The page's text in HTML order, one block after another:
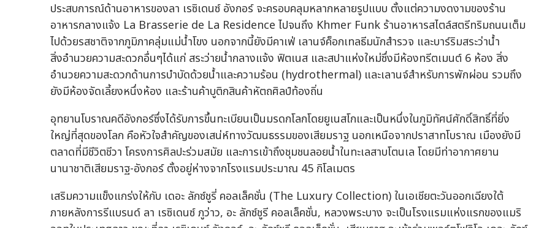
ประสบการณ์ด้านอาหารของลา เรซิเดนซ์ อังกอร์ จะครอบคลุมหลากหลายรูปแบบ ตั้งแต่ความงดงามของร้าน
อาหารกลางแจ้ง La Brasserie de La Residence ไปจนถึง Khmer Funk ร้านอาหารสไตล์สตรีทริมถนนเต็ม
ไปด้วยรสชาติจากภูมิภาคลุ่มแม่น้ำโขง นอกจากนี้ยังมีคาเฟ่ เลานจ์ค็อกเทลธีมนักสำรวจ และบาร์ริมสระว่าน้ำ
สิ่งอำนวยความสะดวกอื่นๆได้แก่ สระว่ายน้ำกลางแจ้ง ฟิตเนส และสปาแห่งใหม่ซึ่งมีห้องทรีตเมนต์ 6 ห้อง สิ่ง
อำนวยความสะดวกด้านการบำบัดด้วยน้ำและความร้อน (hydrothermal) และเลานจ์สำหรับการพักผ่อน รวมถึง
ยังมีห้องจัดเลี้ยงหนึ่งห้อง และร้านค้าบูติกสินค้าหัตถศิลป์ท้องถิ่น
อุทยานโบราณคดีอังกอร์ซึ่งได้รับการขึ้นทะเบียนเป็นมรดกโลกโดยยูเนสโกและเป็นหนึ่งในภูมิทัศน์ศักดิ์สิทธิ์ที่ยิ่ง
ใหญ่ที่สุดของโลก คือหัวใจสำคัญของเสน่ห์ทางวัฒนธรรมของเสียมราฐ นอกเหนือจากปราสาทโบราณ เมืองยังมี
ตลาดที่มีชีวิตชีวา โครงการศิลปะร่วมสมัย และการเข้าถึงชุมชนลอยน้ำในทะเลสาบโตนเล โดยมีท่าอากาศยาน
นานาชาติเสียมราฐ-อังกอร์ ตั้งอยู่ห่างจากโรงแรมประมาณ 45 กิโลเมตร
เสริมความแข็งแกร่งให้กับ เดอะ ลักซ์ชูรี่ คอลเล็คชั่น (The Luxury Collection) ในเอเชียตะวันออกเฉียงใต้
ภายหลังการรีแบรนด์ ลา เรซิเดนซ์ ภูว่าว, อะ ลักซ์ชูรี คอลเล็คชั่น, หลวงพระบาง จะเป็นโรงแรมแห่งแรกของแมริ